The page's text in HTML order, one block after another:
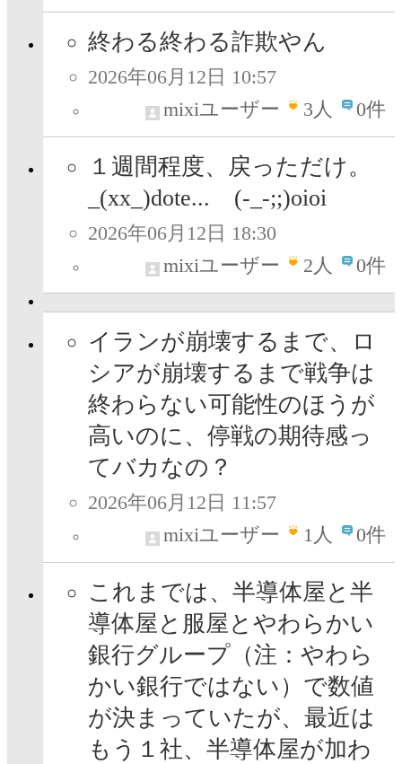
終わる終わる詐欺やん
2026年06月12日 10:57
mixiユーザー
3人 0件
１週間程度、戻っただけ。
_(xx_)dote...ゞ(-_-;;)oioi
2026年06月12日 18:30
mixiユーザー
2人 0件
イランが崩壊するまで、ロ
シアが崩壊するまで戦争は
終わらない可能性のほうが
高いのに、停戦の期待感っ
てバカなの？
2026年06月12日 11:57
mixiユーザー
1人 0件
これまでは、半導体屋と半
導体屋と服屋とやわらかい
銀行グループ（注：やわら
かい銀行ではない）で数値
が決まっていたが、最近は
もう１社、半導体屋が加わ